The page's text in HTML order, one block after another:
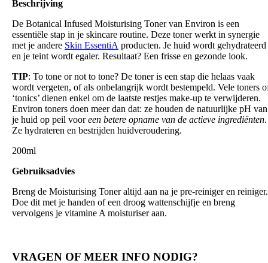
Beschrijving
De Botanical Infused Moisturising Toner van Environ is een
essentiële stap in je skincare routine. Deze toner werkt in synergie
met je andere Skin EssentiA producten. Je huid wordt gehydrateerd
en je teint wordt egaler. Resultaat? Een frisse en gezonde look.
TIP: To tone or not to tone? De toner is een stap die helaas vaak
wordt vergeten, of als onbelangrijk wordt bestempeld. Vele toners
‘tonics’ dienen enkel om de laatste restjes make-up te verwijderen.
Environ toners doen meer dan dat: ze houden de natuurlijke pH van
je huid op peil vooreen betere opname van de actieve ingrediënten.
Ze hydrateren en bestrijden huidveroudering.
200ml
Gebruiksadvies
Breng de Moisturising Toner altijd aan na je pre-reiniger en reiniger.
Doe dit met je handen of een droog wattenschijfje en breng
vervolgens je vitamine A moisturiser aan.
VRAGEN OF MEER INFO NODIG?